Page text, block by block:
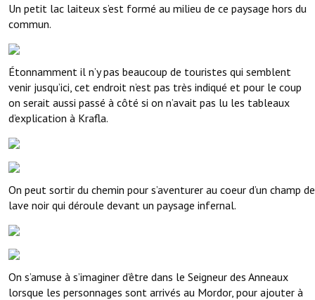
Un petit lac laiteux s’est formé au milieu de ce paysage hors du
commun.
Étonnamment il n’y pas beaucoup de touristes qui semblent
venir jusqu’ici, cet endroit n’est pas très indiqué et pour le coup
on serait aussi passé à côté si on n’avait pas lu les tableaux
d’explication à Krafla.
On peut sortir du chemin pour s’aventurer au coeur d’un champ de
lave noir qui déroule devant un paysage infernal.
On s’amuse à s’imaginer d’être dans le Seigneur des Anneaux
lorsque les personnages sont arrivés au Mordor, pour ajouter à